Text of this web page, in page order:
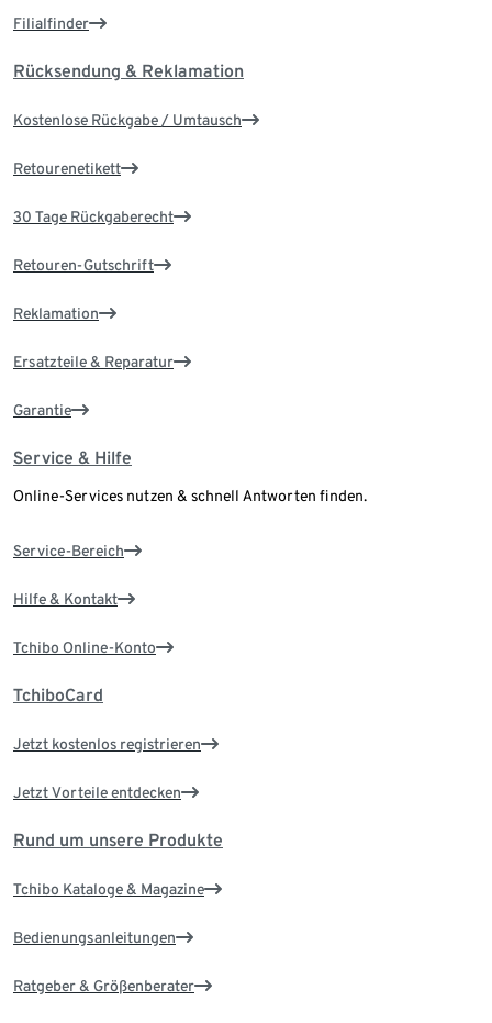
Filialfinder
Rücksendung & Reklamation
Kostenlose Rückgabe / Umtausch
Retourenetikett
30 Tage Rückgaberecht
Retouren-Gutschrift
Reklamation
Ersatzteile & Reparatur
Garantie
Service & Hilfe
Online-Services nutzen & schnell Antworten finden.
Service-Bereich
Hilfe & Kontakt
Tchibo Online-Konto
TchiboCard
Jetzt kostenlos registrieren
Jetzt Vorteile entdecken
Rund um unsere Produkte
Tchibo Kataloge & Magazine
Bedienungsanleitungen
Ratgeber & Größenberater